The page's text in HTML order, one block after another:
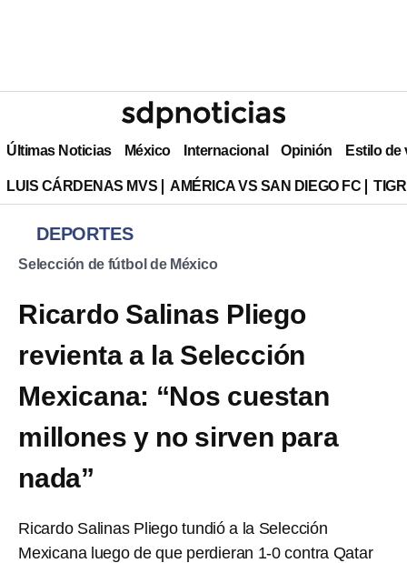
Últimas Noticias México Internacional Opinión Estilo de
LUIS CÁRDENAS MVS AMÉRICA VS SAN DIEGO FC
DEPORTES
Selección de fútbol de México
Ricardo Salinas Pliego
revienta a la Selección
Mexicana: “Nos cuestan
millones y no sirven para
nada”
Ricardo Salinas Pliego tundió a la Selección
Mexicana luego de que perdieran 1-0 contra Qatar